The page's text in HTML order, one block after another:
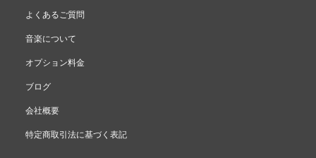
よくあるご質問
音楽について
オプション料金
ブログ
会社概要
特定商取引法に基づく表記